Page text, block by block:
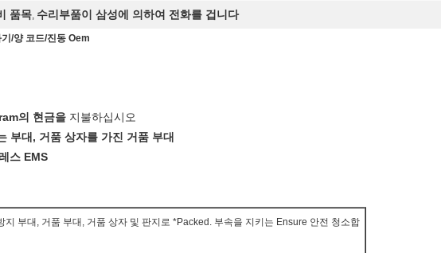
품목, 수리부품이 삼성에 의하여 전화를 겁니다
/양 코드/진동 Oem
의 현금을 지불하십시오
부대, 거품 상자를 가진 거품 부대
스 EMS
지 부대, 거품 부대, 거품 상자 및 판지로 *Packed. 부속을 지키는 Ensure 안전 청소합